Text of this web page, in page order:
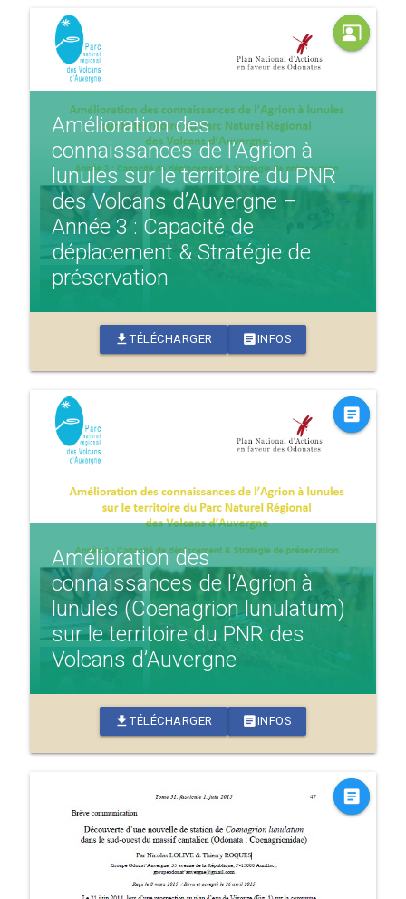
co_present
Amélioration des
connaissances de l’Agrion à
lunules sur le territoire du PNR
des Volcans d’Auvergne –
Année 3 : Capacité de
déplacement & Stratégie de
préservation
downloadTÉLÉCHARGER articleINFOS
article
Amélioration des
connaissances de l’Agrion à
lunules (Coenagrion lunulatum)
sur le territoire du PNR des
Volcans d’Auvergne
downloadTÉLÉCHARGER articleINFOS
article